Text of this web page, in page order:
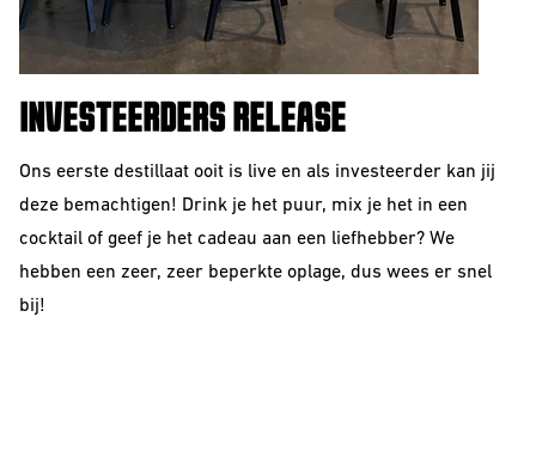
INVESTEERDERS RELEASE
Ons eerste destillaat ooit is live en als investeerder kan jij
deze bemachtigen! Drink je het puur, mix je het in een
cocktail of geef je het cadeau aan een liefhebber? We
hebben een zeer, zeer beperkte oplage, dus wees er snel
bij!